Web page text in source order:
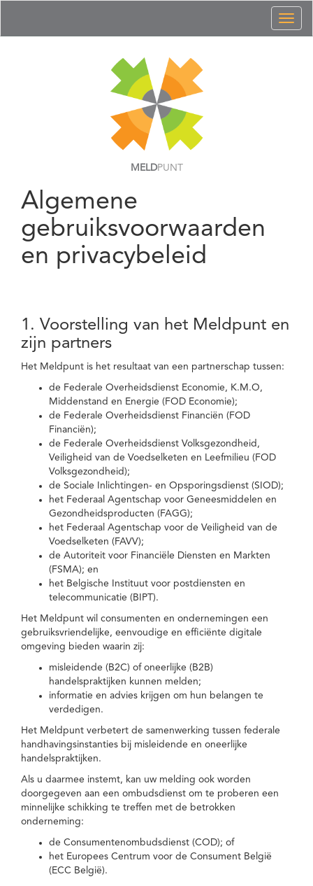
MELDPUNT
Algemene
gebruiksvoorwaarden
en privacybeleid
1. Voorstelling van het Meldpunt en
zijn partners
Het Meldpunt is het resultaat van een partnerschap tussen:
de Federale Overheidsdienst Economie, K.M.O,
Middenstand en Energie (FOD Economie);
de Federale Overheidsdienst Financiën (FOD
Financiën);
de Federale Overheidsdienst Volksgezondheid,
Veiligheid van de Voedselketen en Leefmilieu (FOD
Volksgezondheid);
de Sociale Inlichtingen- en Opsporingsdienst (SIOD);
het Federaal Agentschap voor Geneesmiddelen en
Gezondheidsproducten (FAGG);
het Federaal Agentschap voor de Veiligheid van de
Voedselketen (FAVV);
de Autoriteit voor Financiële Diensten en Markten
(FSMA); en
het Belgische Instituut voor postdiensten en
telecommunicatie (BIPT).
Het Meldpunt wil consumenten en ondernemingen een
gebruiksvriendelijke, eenvoudige en efficiënte digitale
omgeving bieden waarin zij:
misleidende (B2C) of oneerlijke (B2B)
handelspraktijken kunnen melden;
informatie en advies krijgen om hun belangen te
verdedigen.
Het Meldpunt verbetert de samenwerking tussen federale
handhavingsinstanties bij misleidende en oneerlijke
handelspraktijken.
Als u daarmee instemt, kan uw melding ook worden
doorgegeven aan een ombudsdienst om te proberen een
minnelijke schikking te treffen met de betrokken
onderneming:
de Consumentenombudsdienst (COD); of
het Europees Centrum voor de Consument België
(ECC België).